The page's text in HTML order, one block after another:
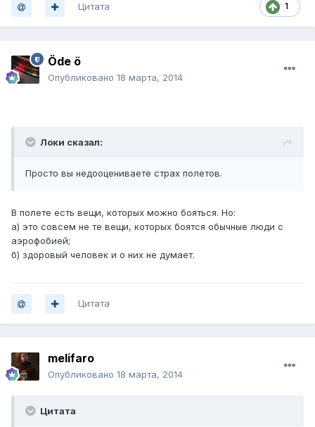
1
Цитата
Öde ö
Опубликовано 18 марта, 2014
Локи сказал:
Просто вы недооцениваете страх полетов.
В полете есть вещи, которых можно бояться. Но:
а) это совсем не те вещи, которых боятся обычные люди с
аэрофобией;
б) здоровый человек и о них не думает.
Цитата
melifaro
Опубликовано 18 марта, 2014
Цитата